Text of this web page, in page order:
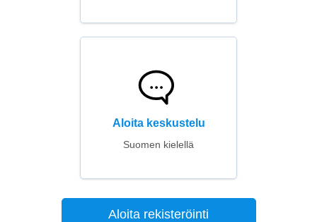
Aloita keskustelu
Suomen kielellä
Aloita rekisteröinti